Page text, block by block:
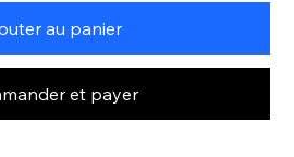
au panier
et payer